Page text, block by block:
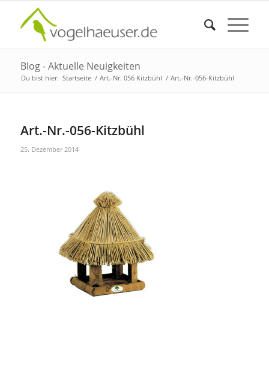
Blog - Aktuelle Neuigkeiten
Du bist hier: Startseite / Art.-Nr. 056 Kitzbühl / Art.-Nr.-056-Kitzbühl
Art.-Nr.-056-Kitzbühl
25. Dezember 2014